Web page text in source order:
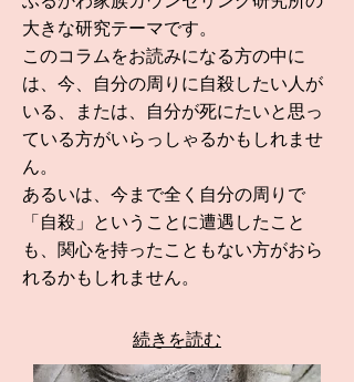
大きな研究テーマです。
このコラムをお読みになる方の中に
は、今、自分の周りに自殺したい人が
いる、または、自分が死にたいと思っ
ている方がいらっしゃるかもしれませ
ん。
あるいは、今まで全く自分の周りで
「自殺」ということに遭遇したこと
も、関心を持ったこともない方がおら
れるかもしれません。
続きを読む